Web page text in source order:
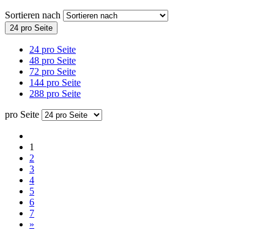
Sortieren nach
24 pro Seite
24 pro Seite
48 pro Seite
72 pro Seite
144 pro Seite
288 pro Seite
pro Seite
1
2
3
4
5
6
7
»